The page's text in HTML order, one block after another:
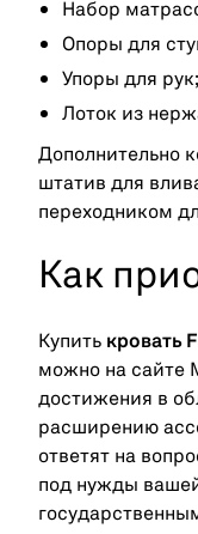
Набор
Опоры для
Упоры для рук;
Лоток из
Дополнительно
штатив для
переходником
Как
Купить кровать
можно на сайте
достижения в
расширению
ответят на
под нужды